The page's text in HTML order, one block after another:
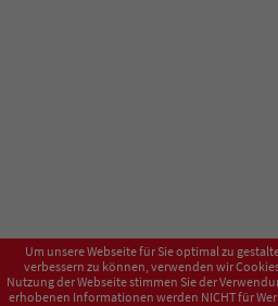
Um unsere Webseite für Sie optimal zu
verbessern zu können, verwenden wir
Nutzung der Webseite stimmen Sie der
erhobenen Informationen werden NICHT für